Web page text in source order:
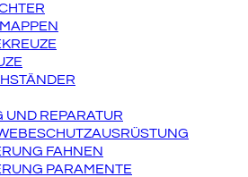
UND REPARATUR
FAHNEN
PARAMENTE